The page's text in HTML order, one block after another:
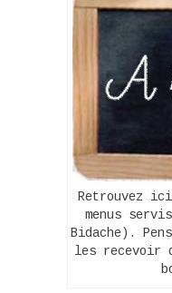
Retrouvez
menus
Bidache).
les recevoir